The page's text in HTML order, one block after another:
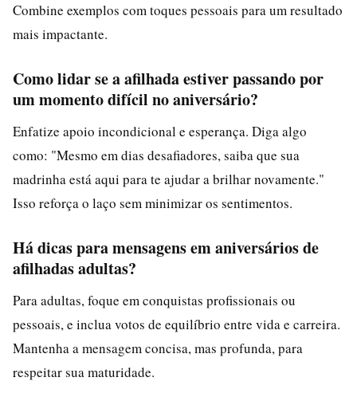
Combine exemplos com toques pessoais para um resultado
mais impactante.
Como lidar se a afilhada estiver passando por
um momento difícil no aniversário?
Enfatize apoio incondicional e esperança. Diga algo
como: "Mesmo em dias desafiadores, saiba que sua
madrinha está aqui para te ajudar a brilhar novamente."
Isso reforça o laço sem minimizar os sentimentos.
Há dicas para mensagens em aniversários de
afilhadas adultas?
Para adultas, foque em conquistas profissionais ou
pessoais, e inclua votos de equilíbrio entre vida e carreira.
Mantenha a mensagem concisa, mas profunda, para
respeitar sua maturidade.